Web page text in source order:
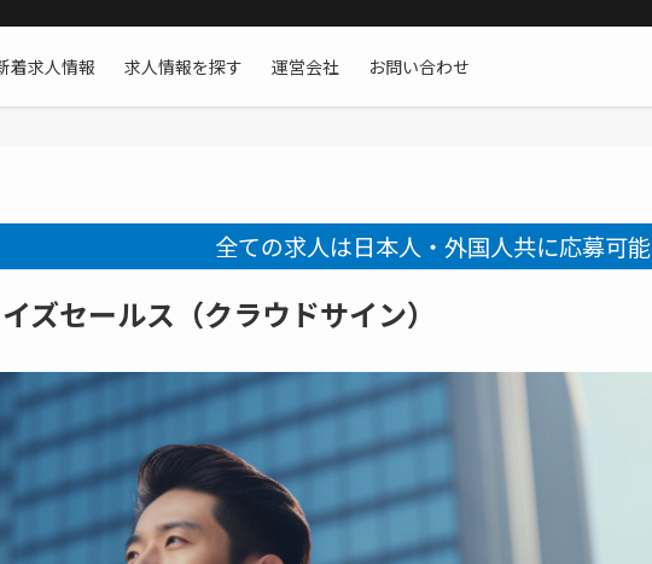
チ
着求人情報 求人情報を探す 運営会社 お問い合わせ
全ての求人は日本人・外国人共に応募可能
ズセールス（クラウドサイン）